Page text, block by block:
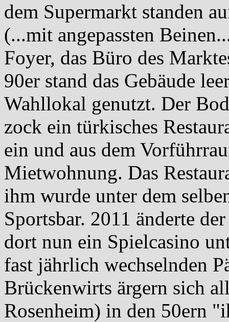
dem Supermarkt standen
(...mit angepassten
Foyer, das Büro des
90er stand das Gebäude
Wahllokal genutzt. Der
zock ein türkisches
ein und aus dem
Mietwohnung. Das
ihm wurde unter dem
Sportsbar. 2011 änderte
dort nun ein Spielcasino
fast jährlich wechselnden
Brückenwirts ärgern sich
Rosenheim) in den 50ern